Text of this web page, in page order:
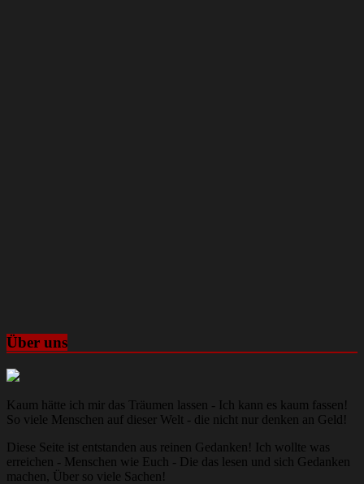
Über uns
Kaum hätte ich mir das Träumen lassen - Ich kann es kaum fassen!
So viele Menschen auf dieser Welt - die nicht nur denken an Geld!
Diese Seite ist entstanden aus reinen Gedanken! Ich wollte was
erreichen - Menschen wie Euch - Die das lesen und sich Gedanken
machen, Über so viele Sachen!